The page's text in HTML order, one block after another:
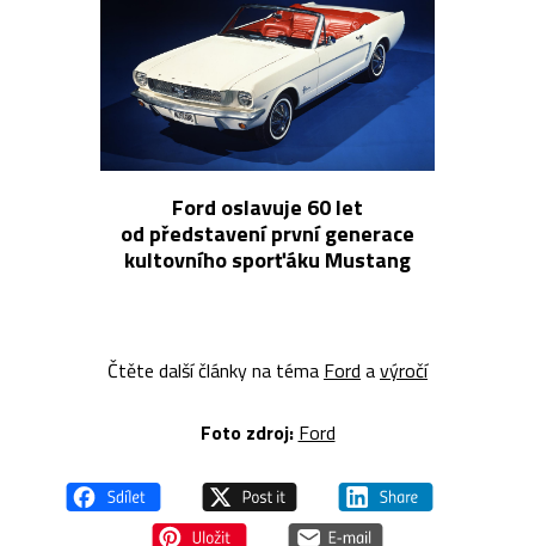
Ford oslavuje 60 let
od představení první generace
kultovního sporťáku Mustang
Čtěte další články na téma Ford avýročí
Foto zdroj: Ford